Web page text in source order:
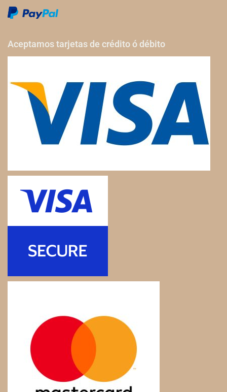
Aceptamos tarjetas de crédito ó débito